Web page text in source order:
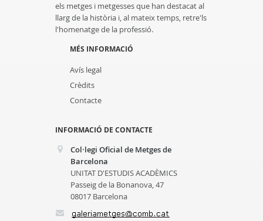
els metges i metgesses que han destacat al
llarg de la història i, al mateix temps, retre'ls
l'homenatge de la professió.
MÉS INFORMACIÓ
Avís legal
Crèdits
Contacte
INFORMACIÓ DE CONTACTE
Col·legi Oficial de Metges de
Barcelona
UNITAT D'ESTUDIS ACADÈMICS
Passeig de la Bonanova, 47
08017 Barcelona